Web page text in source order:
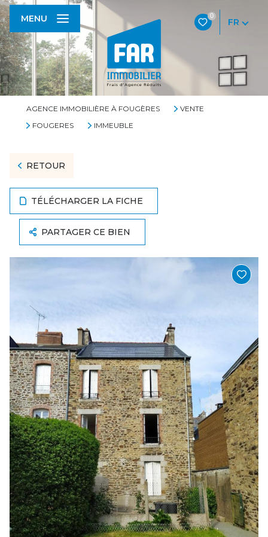
0
FR
MENU
AGENCE IMMOBILIÈRE À FOUGÈRES
VENTE
FOUGERES
IMMEUBLE
RETOUR
TÉLÉCHARGER LA FICHE
PARTAGER CE BIEN